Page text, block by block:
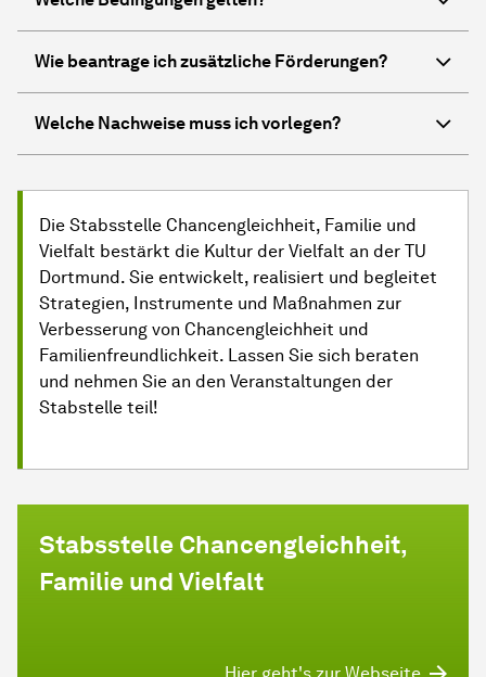
Wie beantrage ich zusätzliche Förderungen?
Welche Nachweise muss ich vorlegen?
Die Stabsstelle Chancengleichheit, Familie und
Vielfalt bestärkt die Kultur der Vielfalt an der TU
Dortmund. Sie entwickelt, realisiert und begleitet
Strategien, Instrumente und Maßnahmen zur
Verbesserung von Chancengleichheit und
Familienfreundlichkeit. Lassen Sie sich beraten
und nehmen Sie an den Veranstaltungen der
Stabstelle teil!
Stabsstelle Chancengleichheit,
Familie und Vielfalt
Hier geht's zur Webseite